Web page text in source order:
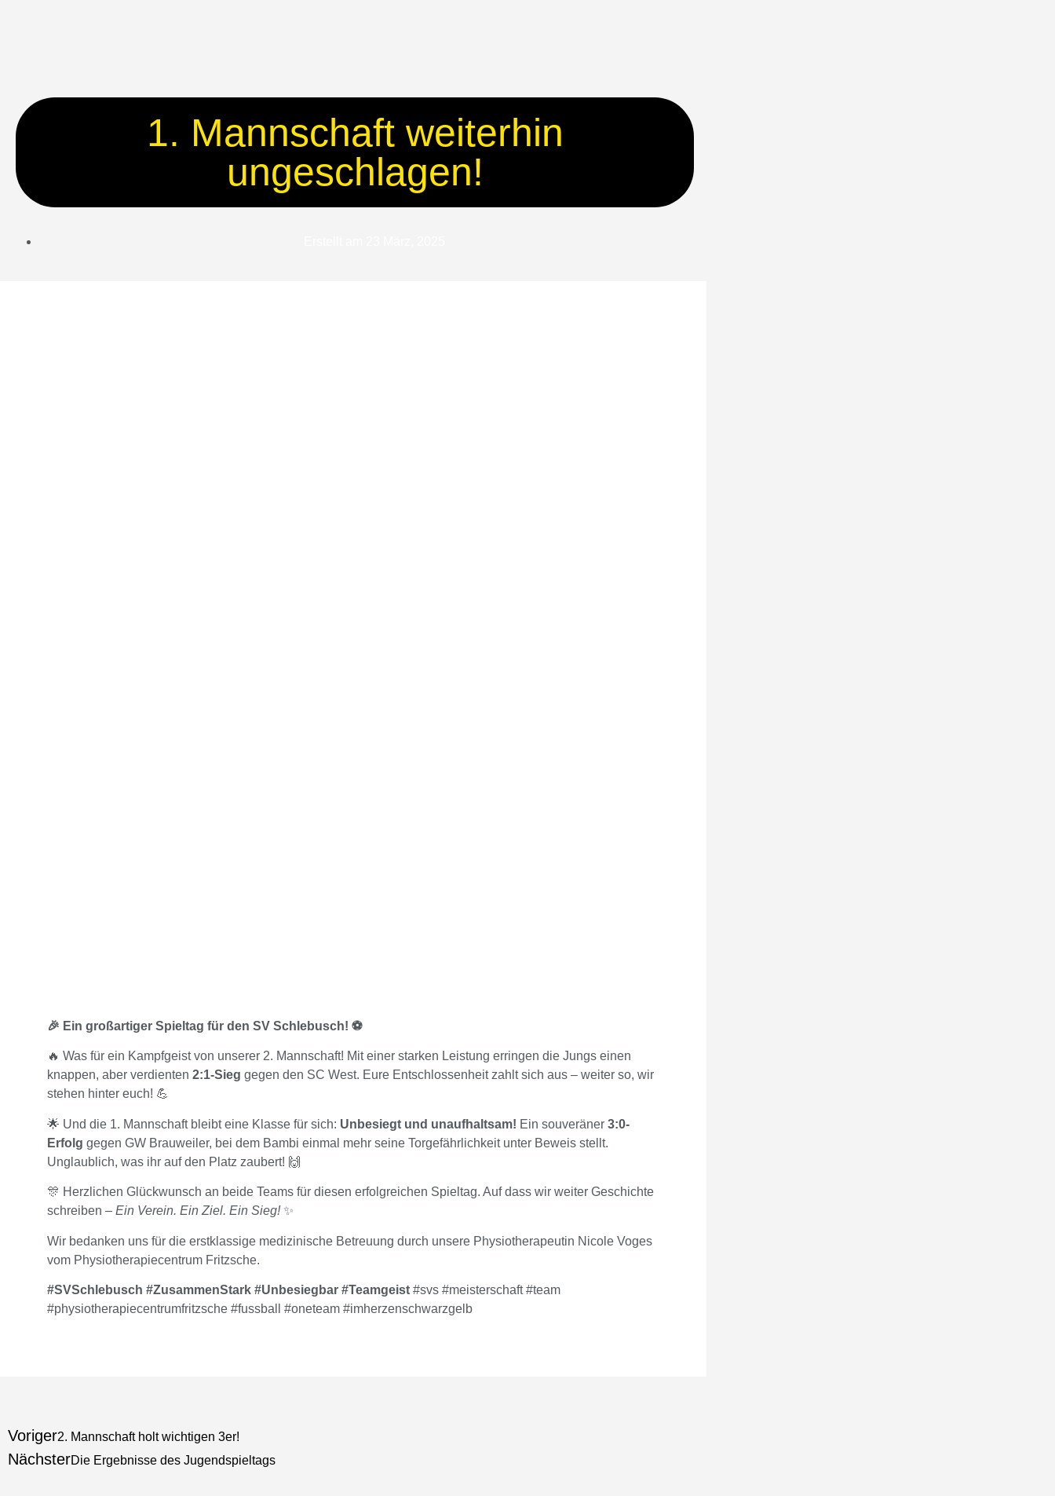
1. Mannschaft weiterhin
ungeschlagen!
🎉 Ein großartiger Spieltag für den SV Schlebusch! ⚽
🔥 Was für ein Kampfgeist von unserer 2. Mannschaft! Mit einer starken Leistung erringen die Jungs einen
knappen, aber verdienten 2:1-Sieg gegen den SC West. Eure Entschlossenheit zahlt sich aus – weiter so, wir
stehen hinter euch! 💪
🌟 Und die 1. Mannschaft bleibt eine Klasse für sich: Unbesiegt und unaufhaltsam! Ein souveräner 3:0-
Erfolg gegen GW Brauweiler, bei dem Bambi einmal mehr seine Torgefährlichkeit unter Beweis stellt.
Unglaublich, was ihr auf den Platz zaubert! 🙌
🎊 Herzlichen Glückwunsch an beide Teams für diesen erfolgreichen Spieltag. Auf dass wir weiter Geschichte
schreiben – Ein Verein. Ein Ziel. Ein Sieg!✨
Wir bedanken uns für die erstklassige medizinische Betreuung durch unsere Physiotherapeutin Nicole Voges
vom Physiotherapiecentrum Fritzsche.
#SVSchlebusch #ZusammenStark #Unbesiegbar #Teamgeist #svs #meisterschaft #team
#physiotherapiecentrumfritzsche #fussball #oneteam #imherzenschwarzgelb
Voriger2. Mannschaft holt wichtigen 3er!
NächsterDie Ergebnisse des Jugendspieltags